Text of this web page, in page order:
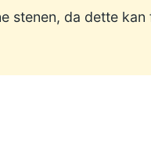
stenen, da dette